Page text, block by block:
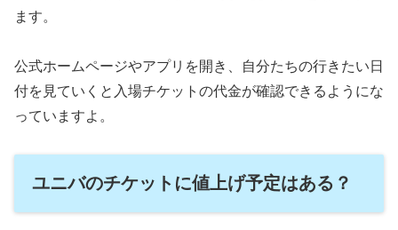
ます。
公式ホームページやアプリを開き、自分たちの行きたい日
付を見ていくと入場チケットの代金が確認できるようにな
っていますよ。
ユニバのチケットに値上げ予定はある？